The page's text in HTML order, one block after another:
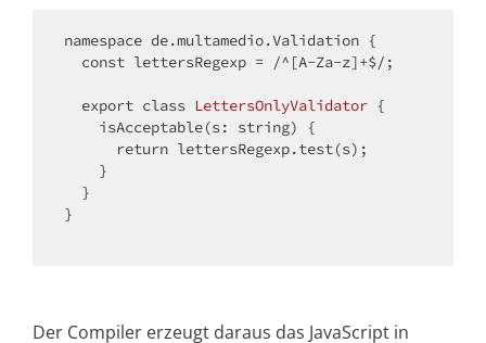
namespace de.multamedio.Validation {
const lettersRegexp = /^[A-Za-z]+$/;
  export
class LettersOnlyValidator {
return lettersRegexp.test(s);
}
Der Compiler erzeugt daraus das JavaScript in